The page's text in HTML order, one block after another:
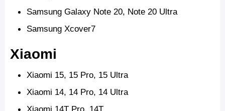
Samsung Galaxy Note 20, Note 20 Ultra
Samsung Xcover7
Xiaomi
Xiaomi 15, 15 Pro, 15 Ultra
Xiaomi 14, 14 Pro, 14 Ultra